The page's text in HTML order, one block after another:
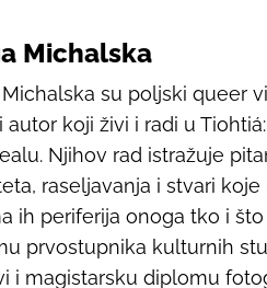
Michalska
su poljski queer
autor koji živi i radi u
Njihov rad istražuje
raseljavanja i stvari koje
ih periferija onoga tko i
prvostupnika kulturnih
i magistarsku diplomu